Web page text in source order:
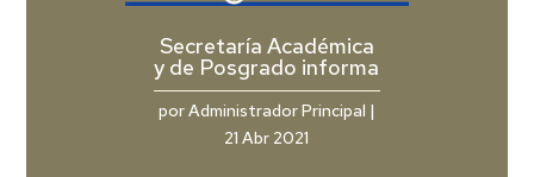
Secretaría Académica
y de Posgrado informa
porAdministrador Principal |
21 Abr 2021